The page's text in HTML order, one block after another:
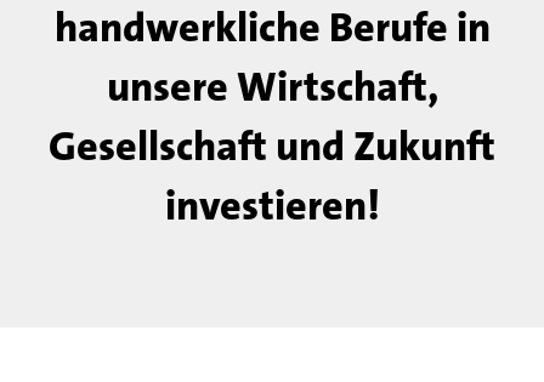
handwerkliche Berufe in
unsere Wirtschaft,
Gesellschaft und Zukunft
investieren!